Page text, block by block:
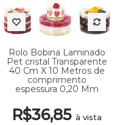
Rolo Bobina Laminado
Pet cristal Transparente
40 Cm X 10 Metros de
comprimento
espessura 0,20 Mm
R$36,85 à vista